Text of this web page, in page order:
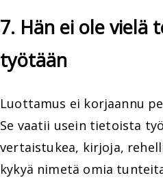
7. Hän ei ole vielä
työtään
Luottamus ei korjaannu
Se vaatii usein tietoista
vertaistukea, kirjoja,
kykyä nimetä omia